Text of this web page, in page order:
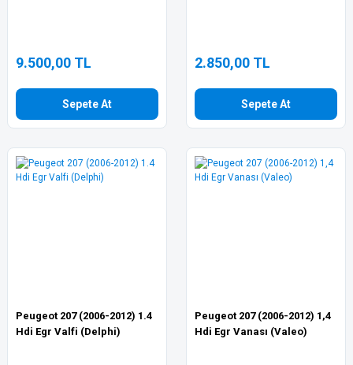
9.500,00 TL
Sepete At
2.850,00 TL
Sepete At
Peugeot 207 (2006-2012) 1.4
Hdi Egr Valfi (Delphi)
Peugeot 207 (2006-2012) 1,4
Hdi Egr Vanası (Valeo)